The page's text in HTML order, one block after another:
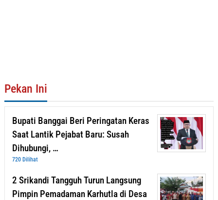
Pekan Ini
Bupati Banggai Beri Peringatan Keras
Saat Lantik Pejabat Baru: Susah
Dihubungi, …
720 Dilihat
2 Srikandi Tangguh Turun Langsung
Pimpin Pemadaman Karhutla di Desa